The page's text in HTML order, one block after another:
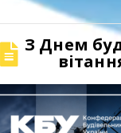
З Днем